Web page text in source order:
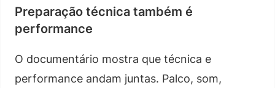
Preparação técnica também é
performance
O documentário mostra que técnica e
performance andam juntas. Palco, som,